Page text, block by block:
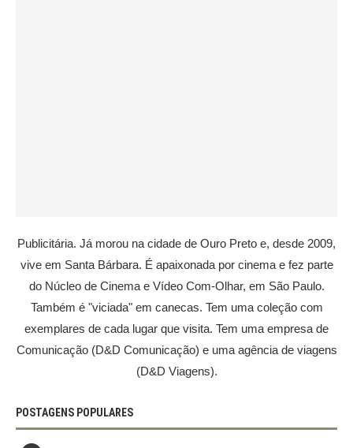
Publicitária. Já morou na cidade de Ouro Preto e, desde 2009,
vive em Santa Bárbara. É apaixonada por cinema e fez parte
do Núcleo de Cinema e Vídeo Com-Olhar, em São Paulo.
Também é "viciada" em canecas. Tem uma coleção com
exemplares de cada lugar que visita. Tem uma empresa de
Comunicação (D&D Comunicação) e uma agência de viagens
(D&D Viagens).
POSTAGENS POPULARES